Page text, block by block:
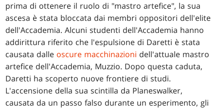
prima di ottenere il ruolo di "mastro artefice", la sua
ascesa è stata bloccata dai membri oppositori dell'elite
dell'Accademia. Alcuni studenti dell'Accademia hanno
addirittura riferito che l'espulsione di Daretti è stata
causata dalle oscure macchinazioni dell'attuale mastro
artefice dell'Accademia, Muzzio. Dopo questa caduta,
Daretti ha scoperto nuove frontiere di studi.
L'accensione della sua scintilla da Planeswalker,
causata da un passo falso durante un esperimento, gli